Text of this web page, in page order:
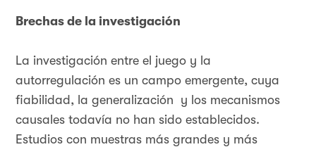
Brechas de la investigación
La investigación entre el juego y la
autorregulación es un campo emergente, cuya
fiabilidad, la generalización y los mecanismos
causales todavía no han sido establecidos.
Estudios con muestras más grandes y más